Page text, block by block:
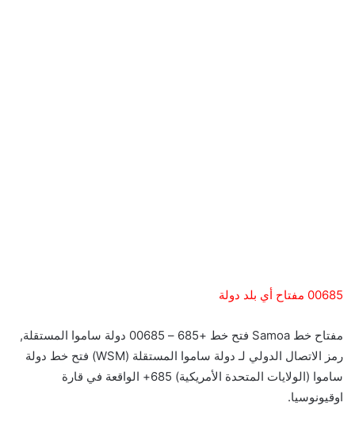
00685 مفتاح أي بلد دولة
مفتاح خط Samoa فتح خط +685 – 00685 دولة ساموا المستقلة,
رمز الاتصال الدولي لـ دولة ساموا المستقلة (WSM) فتح خط دولة
ساموا (الولايات المتحدة الأمريكية) 685+ الواقعة في قارة
اوقيونوسيا.